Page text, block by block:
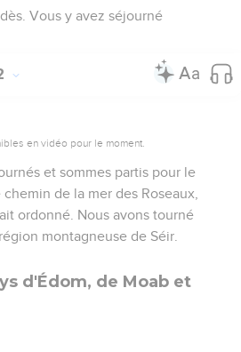
Vous y avez séjourné
en vidéo pour le moment.
et sommes partis pour le
de la mer des Roseaux,
ordonné. Nous avons tourné
montagneuse de Séir.
d'Édom, de Moab et